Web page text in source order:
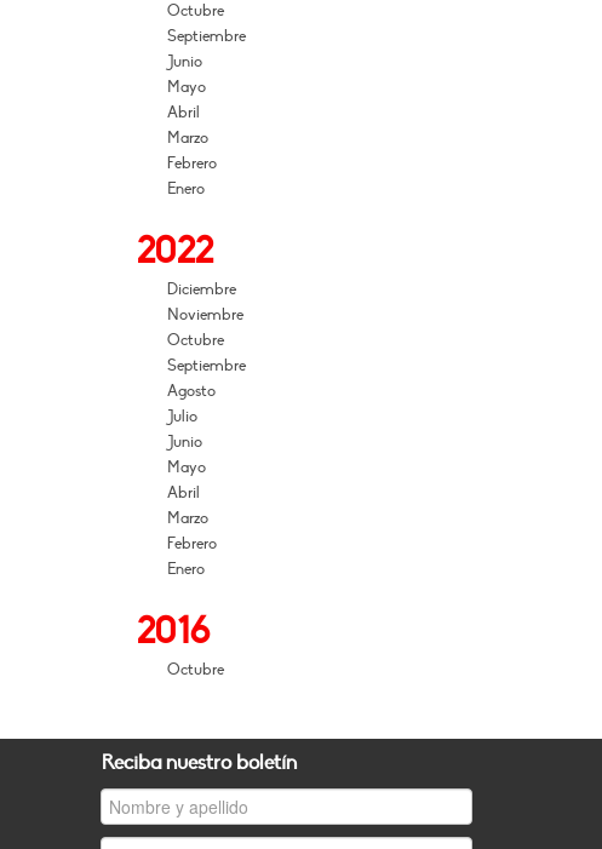
Octubre
Septiembre
Junio
Mayo
Abril
Marzo
Febrero
Enero
2022
Diciembre
Noviembre
Octubre
Septiembre
Agosto
Julio
Junio
Mayo
Abril
Marzo
Febrero
Enero
2016
Octubre
Reciba nuestro boletín